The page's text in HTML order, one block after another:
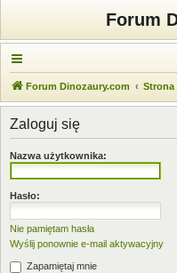
Forum
Forum Dinozaury.com Strona
Zaloguj się
Nazwa użytkownika:
Hasło:
Nie pamiętam hasła
Wyślij ponownie e-mail aktywacyjny
Zapamiętaj mnie